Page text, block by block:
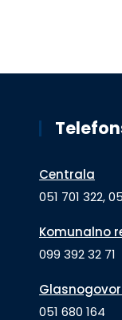
Centrala
051 701 322,
Komunalno
099 392 32 71
051 680 164